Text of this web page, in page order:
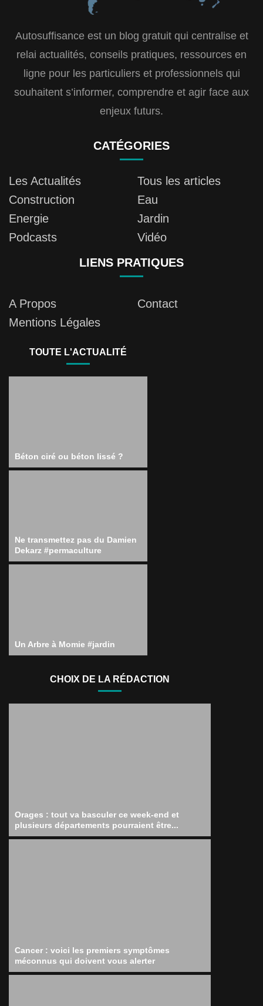
Autosuffisance est un blog gratuit qui centralise et
relai actualités, conseils pratiques, ressources en
ligne pour les particuliers et professionnels qui
souhaitent s’informer, comprendre et agir face aux
enjeux futurs.
CATÉGORIES
Les Actualités
Tous les articles
Construction
Eau
Energie
Jardin
Podcasts
Vidéo
LIENS PRATIQUES
A Propos
Contact
Mentions Légales
TOUTE L'ACTUALITÉ
Béton ciré ou béton lissé ?
Ne transmettez pas du Damien
Dekarz #permaculture
Un Arbre à Momie #jardin
CHOIX DE LA RÉDACTION
Orages : tout va basculer ce week-end et
plusieurs départements pourraient être...
Cancer : voici les premiers symptômes
méconnus qui doivent vous alerter